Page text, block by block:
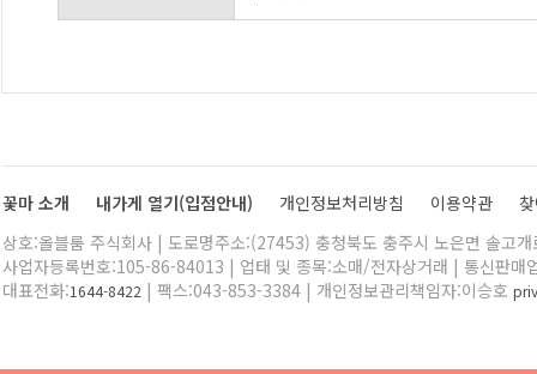
꽃마 소개 내가게 열기(입점안내) 개인정보처리방침 이용약관
상호:올블룸 주식회사 | 도로명주소:(27453) 충청북도 충주시 노은면 솔고
사업자등록번호:105-86-84013 | 업태 및 종목:소매/전자상거래 | 통신판매
대표전화:1644-8422 | 팩스:043-853-3384 | 개인정보관리책임자:이승호